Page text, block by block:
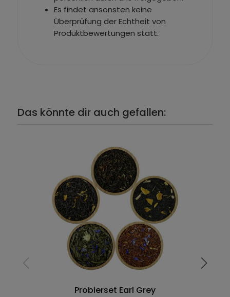
Es findet ansonsten keine
Überprüfung der Echtheit von
Produktbewertungen statt.
Das könnte dir auch gefallen:
Probierset Earl Grey